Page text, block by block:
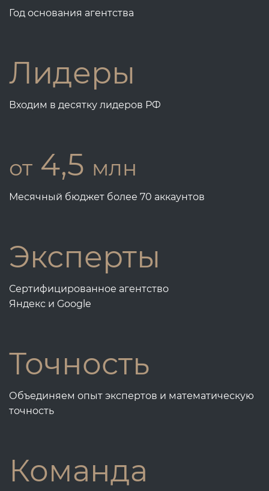
Год основания агентства
Лидеры
Входим в десятку лидеров РФ
от 4,5 млн
Месячный бюджет более 70 аккаунтов
Эксперты
Сертифицированное агентство
Яндекс и Google
Точность
Объединяем опыт экспертов и математическую
точность
Команда